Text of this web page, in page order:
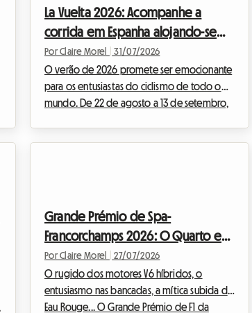
financeira, especialmente no que diz
respeito ao alojamento. Na Roomlala,
sabemos o quão crucial é encontrar um
alojamento confortável sem sacrificar o or...
La Vuelta 2026: Acompanhe a
corrida em Espanha alojando-se
num quarto em casa do anfitrião
Por Claire Morel 31/07/2026
O verão de 2026 promete ser emocionante
para os entusiastas do ciclismo de todo o
mundo. De 22 de agosto a 13 de setembro,
o mais próximo possível dos ciclistas, seguir
as etapas dia a dia é o sonho de uma vida.
No entanto, a organização de tal périp...
Grande Prémio de Spa-
Francorchamps 2026: O Quarto em
casa do anfitrião para viver a F1
sem gastar muito
Por Claire Morel 27/07/2026
O rugido dos motores V6 híbridos, o
entusiasmo nas bancadas, a mítica subida da
Eau Rouge... O Grande Prémio de F1 da